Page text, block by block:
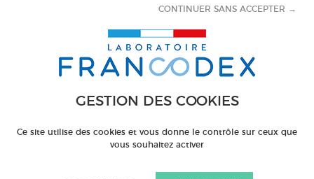
GESTION DES COOKIES
Ce site utilise des cookies et vous donne le contrôle sur ceux que
vous souhaitez activer
CONTINUER SANS ACCEPTER →